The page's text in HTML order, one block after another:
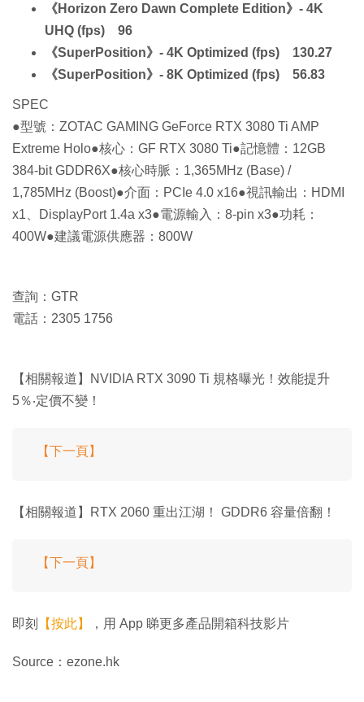
《Horizon Zero Dawn Complete Edition》- 4K
UHQ (fps) 96
《SuperPosition》- 4K Optimized (fps) 130.27
《SuperPosition》- 8K Optimized (fps) 56.83
SPEC
●型號：ZOTAC GAMING GeForce RTX 3080 Ti AMP
Extreme Holo●核心：GF RTX 3080 Ti●記憶體：12GB
384-bit GDDR6X●核心時脈：1,365MHz (Base) /
1,785MHz (Boost)●介面：PCIe 4.0 x16●視訊輸出：HDMI
x1、DisplayPort 1.4a x3●電源輸入：8-pin x3●功耗：
400W●建議電源供應器：800W
查詢：GTR
電話：2305 1756
【相關報道】NVIDIA RTX 3090 Ti 規格曝光！效能提升
5％‧定價不變！
【下一頁】
【相關報道】RTX 2060 重出江湖！ GDDR6 容量倍翻！
【下一頁】
即刻 【按此】 ，用 App 睇更多產品開箱科技影片
Source：ezone.hk